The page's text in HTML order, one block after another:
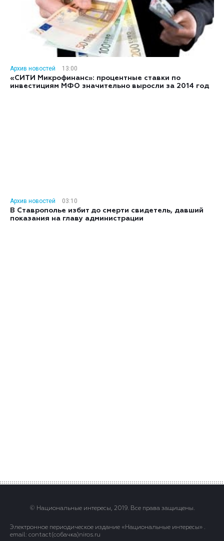
Архив новостей
13:00
«СИТИ Микрофинанс»: процентные ставки по
инвестициям МФО значительно выросли за 2014 год
Архив новостей
03:10
В Ставрополье избит до смерти свидетель, давший
показания на главу администрации
© Национальные интересы, 2019. Все права защищены.
Электронное периодическое издание «Национальные интересы» .
email: contact(сoбaчка)niros.ru